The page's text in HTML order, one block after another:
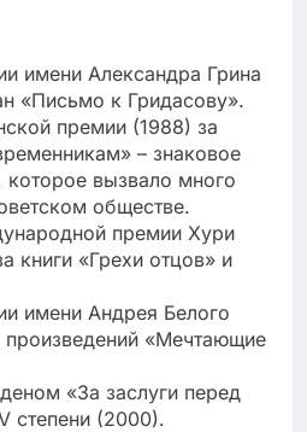
имени Александра Грина
«Письмо к Гридасову».
премии (1988) за
– знаковое
которое вызвало много
обществе.
премии Хури
книги «Грехи отцов» и
имени Андрея Белого
произведений «Мечтающие
«За заслуги перед
степени (2000).